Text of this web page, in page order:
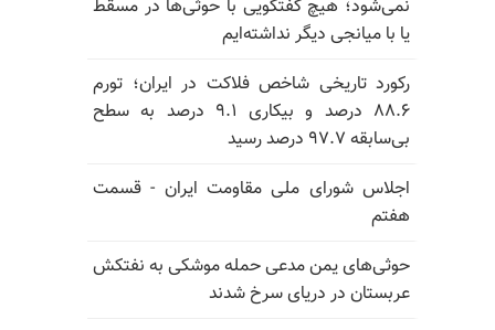
نمی‌شود؛ هیچ گفتگویی با حوثی‌ها در مسقط
یا با میانجی دیگر نداشته‌ایم
رکورد تاریخی شاخص فلاکت در ایران؛ تورم
۸۸.۶ درصد و بیکاری ۹.۱ درصد به سطح
بی‌سابقه ۹۷.۷ درصد رسید
اجلاس شورای ملی مقاومت ایران - قسمت
هفتم
حوثی‌های یمن مدعی حمله موشکی به نفتکش
عربستان در دریای سرخ شدند